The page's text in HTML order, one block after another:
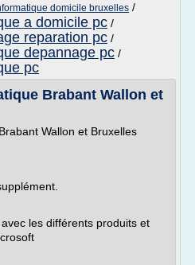
domicile bruxelles /
a domicile pc /
reparation pc /
depannage pc /
pc
Brabant Wallon et
Wallon et Bruxelles
les différents produits et